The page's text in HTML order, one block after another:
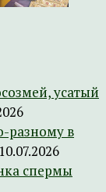
усатый
разному в
10.07.2026
спермы